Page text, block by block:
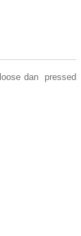
loose dan pressed